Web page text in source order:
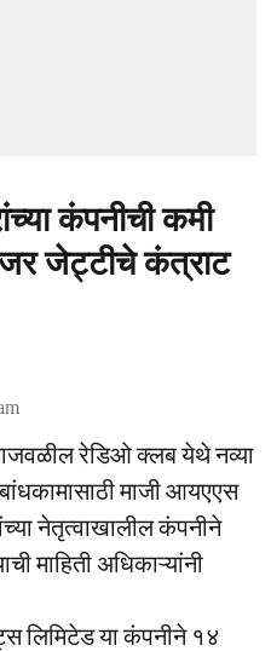
कंपनीची कमी
जेट्टीचे कंत्राट
रेडिओ क्लब येथे नव्या
माजी आयएएस
नेतृत्वाखालील कंपनीने
माहिती अधिकाऱ्यांनी
लिमिटेड या कंपनीने १४